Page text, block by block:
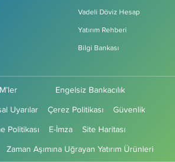
Vadeli Döviz Hesap
Yatırım Rehberi
Bilgi Bankası
Engelsiz Bankacılık
Uyarılar Çerez Politikası
Güvenlik
Politikası
E-İmza
Site Haritası
Zaman Aşımına Uğrayan Yatırım Ürünleri